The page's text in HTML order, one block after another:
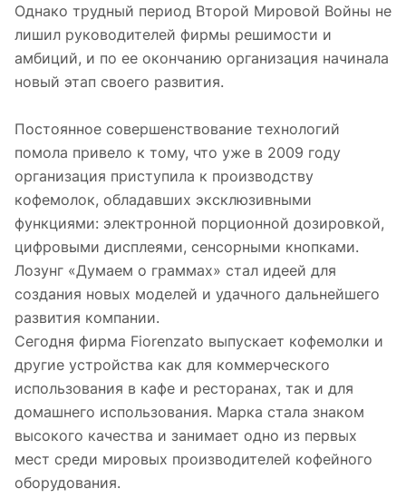
Однако трудный период Второй Мировой Войны не
лишил руководителей фирмы решимости и
амбиций, и по ее окончанию организация начинала
новый этап своего развития.
Постоянное совершенствование технологий
помола привело к тому, что уже в 2009 году
организация приступила к производству
кофемолок, обладавших эксклюзивными
функциями: электронной порционной дозировкой,
цифровыми дисплеями, сенсорными кнопками.
Лозунг «Думаем о граммах» стал идеей для
создания новых моделей и удачного дальнейшего
развития компании.
Сегодня фирма Fiorenzato выпускает кофемолки и
другие устройства как для коммерческого
использования в кафе и ресторанах, так и для
домашнего использования. Марка стала знаком
высокого качества и занимает одно из первых
мест среди мировых производителей кофейного
оборудования.